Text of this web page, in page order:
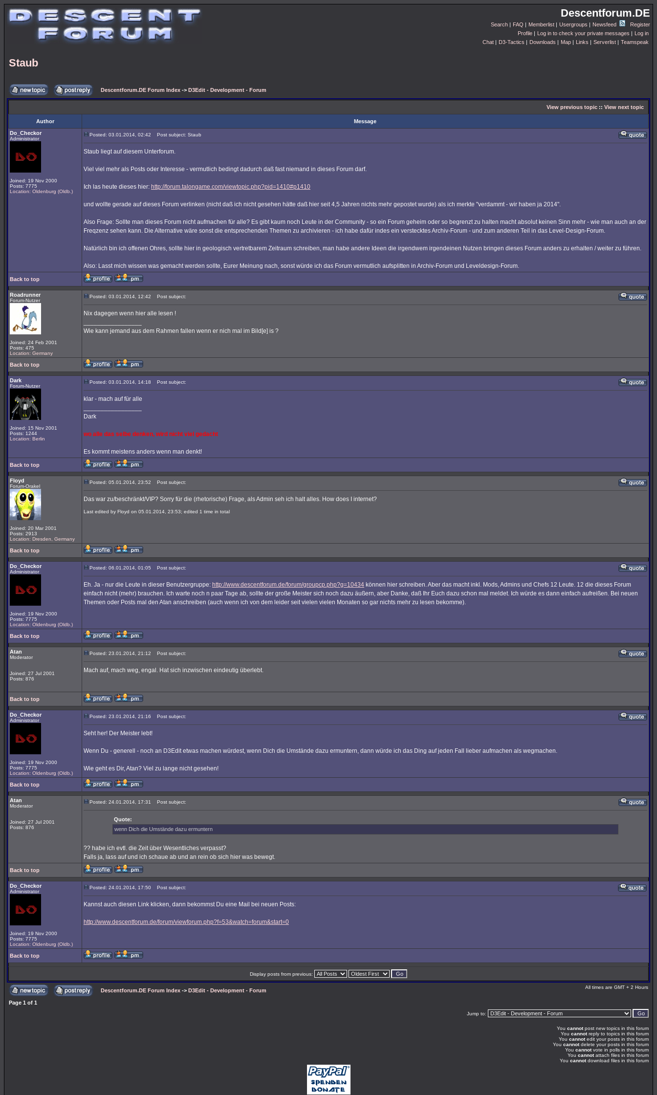
Descentforum.DE
Search | FAQ | Memberlist | Usergroups | Newsfeed
Register
Profile | Log in to check your private messages | Log in
Chat | D3-Tactics | Downloads | Map | Links | Serverlist | Teamspeak
Staub
Descentforum.DE Forum Index -> D3Edit - Development - Forum
View previous topic :: View next topic
Author
Message
Do_Checkor
Administrator
Joined: 19 Nov 2000
Posts: 7775
Location: Oldenburg (Oldb.)
Posted: 03.01.2014, 02:42 Post subject: Staub
Staub liegt auf diesem Unterforum.
Viel viel mehr als Posts oder Interesse - vermutlich bedingt dadurch daß fast niemand in dieses Forum darf.
Ich las heute dieses hier: http://forum.talongame.com/viewtopic.php?pid=1410#p1410
und wollte gerade auf dieses Forum verlinken (nicht daß ich nicht gesehen hätte daß hier seit 4,5 Jahren nichts mehr gepostet wurde) als ich merkte "verdammt - wir haben ja 2014".
Also Frage: Sollte man dieses Forum nicht aufmachen für alle? Es gibt kaum noch Leute in der Community - so ein Forum geheim oder so begrenzt zu halten macht absolut keinen Sinn mehr - wie man auch an der
Freqzenz sehen kann. Die Alternative wäre sonst die entsprechenden Themen zu archivieren - ich habe dafür indes ein verstecktes Archiv-Forum - und zum anderen Teil in das Level-Design-Forum.
Natürlich bin ich offenen Ohres, sollte hier in geologisch vertretbarem Zeitraum schreiben, man habe andere Ideen die irgendwem irgendeinen Nutzen bringen dieses Forum anders zu erhalten / weiter zu führen.
Also: Lasst mich wissen was gemacht werden sollte, Eurer Meinung nach, sonst würde ich das Forum vermutlich aufsplitten in Archiv-Forum und Leveldesign-Forum.
Back to top
Roadrunner
Forum-Nutzer
Joined: 24 Feb 2001
Posts: 475
Location: Germany
Posted: 03.01.2014, 12:42 Post subject:
Nix dagegen wenn hier alle lesen !
Wie kann jemand aus dem Rahmen fallen wenn er nich mal im Bild[e] is ?
Back to top
Dark
Forum-Nutzer
Joined: 15 Nov 2001
Posts: 1244
Location: Berlin
Posted: 03.01.2014, 14:18 Post subject:
klar - mach auf für alle
Dark
wo alle das selbe denken, wird nicht viel gedacht
Es kommt meistens anders wenn man denkt!
Back to top
Floyd
Forum-Orakel
Joined: 20 Mar 2001
Posts: 2913
Location: Dresden, Germany
Posted: 05.01.2014, 23:52 Post subject:
Das war zu/beschränkt/VIP? Sorry für die (rhetorische) Frage, als Admin seh ich halt alles. How does I internet?
Last edited by Floyd on 05.01.2014, 23:53; edited 1 time in total
Back to top
Do_Checkor
Administrator
Joined: 19 Nov 2000
Posts: 7775
Location: Oldenburg (Oldb.)
Posted: 06.01.2014, 01:05 Post subject:
Eh. Ja - nur die Leute in dieser Benutzergruppe: http://www.descentforum.de/forum/groupcp.php?g=10434 können hier schreiben. Aber das macht inkl. Mods, Admins und Chefs 12 Leute. 12 die dieses Forum
einfach nicht (mehr) brauchen. Ich warte noch n paar Tage ab, sollte der große Meister sich noch dazu äußern, aber Danke, daß Ihr Euch dazu schon mal meldet. Ich würde es dann einfach aufreißen. Bei neuen
Themen oder Posts mal den Atan anschreiben (auch wenn ich von dem leider seit vielen vielen Monaten so gar nichts mehr zu lesen bekomme).
Back to top
Atan
Moderator
Joined: 27 Jul 2001
Posts: 876
Posted: 23.01.2014, 21:12 Post subject:
Mach auf, mach weg, engal. Hat sich inzwischen eindeutig überlebt.
Back to top
Do_Checkor
Administrator
Joined: 19 Nov 2000
Posts: 7775
Location: Oldenburg (Oldb.)
Posted: 23.01.2014, 21:16 Post subject:
Seht her! Der Meister lebt!
Wenn Du - generell - noch an D3Edit etwas machen würdest, wenn Dich die Umstände dazu ermuntern, dann würde ich das Ding auf jeden Fall lieber aufmachen als wegmachen.
Wie geht es Dir, Atan? Viel zu lange nicht gesehen!
Back to top
Atan
Moderator
Joined: 27 Jul 2001
Posts: 876
Posted: 24.01.2014, 17:31 Post subject:
Quote:
wenn Dich die Umstände dazu ermuntern
?? habe ich evtl. die Zeit über Wesentliches verpasst?
Falls ja, lass auf und ich schaue ab und an rein ob sich hier was bewegt.
Back to top
Do_Checkor
Administrator
Joined: 19 Nov 2000
Posts: 7775
Location: Oldenburg (Oldb.)
Posted: 24.01.2014, 17:50 Post subject:
Kannst auch diesen Link klicken, dann bekommst Du eine Mail bei neuen Posts:
http://www.descentforum.de/forum/viewforum.php?f=53&watch=forum&start=0
Back to top
Display posts from previous:
Descentforum.DE Forum Index -> D3Edit - Development - Forum
All times are GMT + 2 Hours
Page 1 of 1
Jump to:
You cannotpost new topics in this forum
You cannotreply to topics in this forum
You cannotedit your posts in this forum
You cannotdelete your posts in this forum
You cannotvote in polls in this forum
You cannotattach files in this forum
You cannotdownload files in this forum